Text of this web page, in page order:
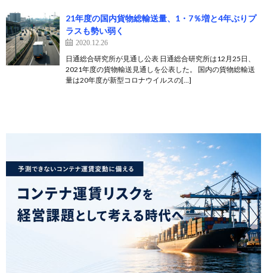
21年度の国内貨物総輸送量、1・7％増と4年ぶりプ
ラスも勢い弱く
2020.12.26
日通総合研究所が見通し公表 日通総合研究所は12月25日、
2021年度の貨物輸送見通しを公表した。 国内の貨物総輸送
量は20年度が新型コロナウイルスの[…]